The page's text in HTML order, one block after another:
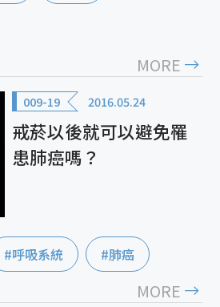
MORE
009-19 2016.05.24
戒菸以後就可以避免罹
患肺癌嗎？
#呼吸系統 #肺癌
MORE